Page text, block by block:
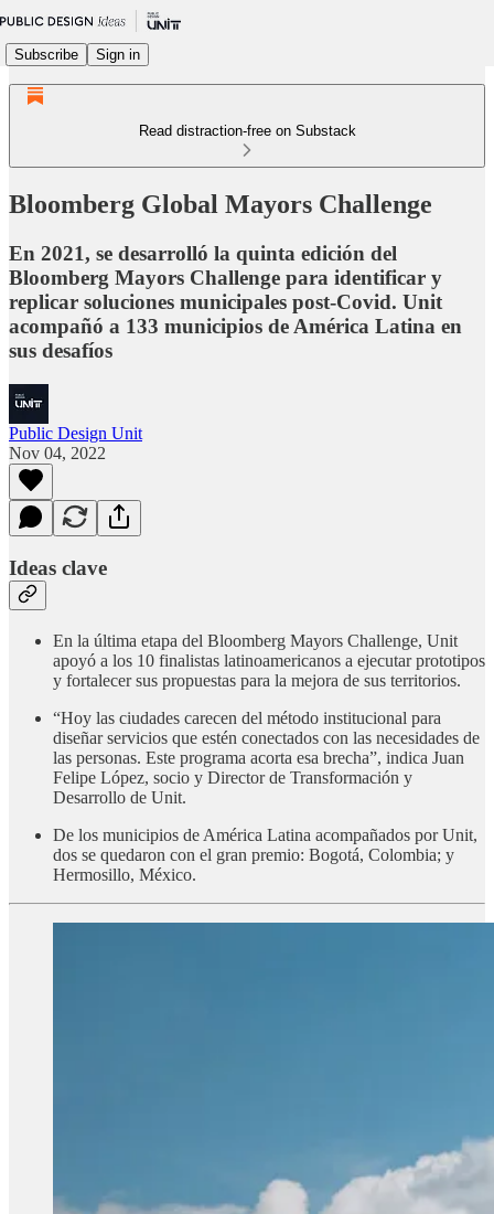
Subscribe Sign in
Read distraction-free on Substack
Bloomberg Global Mayors Challenge
En 2021, se desarrolló la quinta edición del
Bloomberg Mayors Challenge para identificar y
replicar soluciones municipales post-Covid. Unit
acompañó a 133 municipios de América Latina en
sus desafíos
Public Design Unit
Nov 04, 2022
Ideas clave
En la última etapa del Bloomberg Mayors Challenge, Unit
apoyó a los 10 finalistas latinoamericanos a ejecutar prototipos
y fortalecer sus propuestas para la mejora de sus territorios.
“Hoy las ciudades carecen del método institucional para
diseñar servicios que estén conectados con las necesidades de
las personas. Este programa acorta esa brecha”, indica Juan
Felipe López, socio y Director de Transformación y
Desarrollo de Unit.
De los municipios de América Latina acompañados por Unit,
dos se quedaron con el gran premio: Bogotá, Colombia; y
Hermosillo, México.